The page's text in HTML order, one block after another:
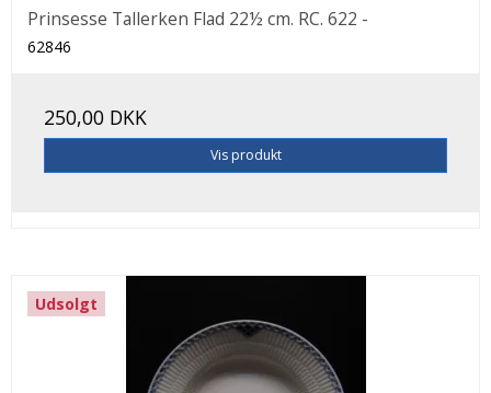
Prinsesse Tallerken Flad 22½ cm. RC. 622 -
62846
250,00 DKK
Vis produkt
Udsolgt